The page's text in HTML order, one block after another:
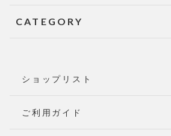
CATEGORY
ショップリスト
ご利用ガイド